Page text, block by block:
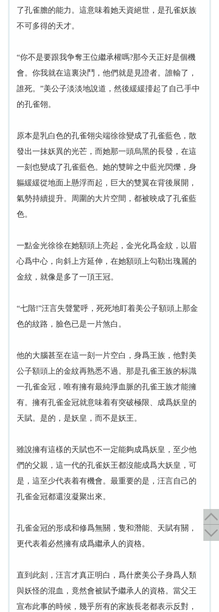
了孔雀膽的能力。這意味着她天資絕世，是孔雀妖族
不可多得的天才。
“你不是要跟我争奪王位繼承權嗎?那今天正好是個機
會。你我就在這裏決鬥，他們就是見證者。誰輸了，
誰死。”美公子淡淡地說道，然後緩緩擡起了自己手中
的孔雀翎。
原本是乳白色的孔雀翎尖端徐徐變成了孔雀藍色，散
發出一抹妖異的光芒，而她那一頭烏黑的長發，在這
一刻也變成了孔雀藍色。她的雙眸之中藍光閃爍，身
軀緩緩從地面上懸浮而起，巨大的雙翼在背後展開，
氣勢持續提升。周圍的大片空間，都被映成了孔雀藍
色。
一點金光徐徐在她額頭上亮起，金光化爲金紋，以眉
心爲中心，向斜上方延伸，在她額頭上勾勒出瑰麗的
金紋，就像是多了一頂王冠。
“七階!”汪言失聲驚呼，死死地盯着美公子額頭上那金
色的紋路，臉色已是一片煞白。
他的大腦甚至在這一刻一片空白，身爲王族，他對美
公子額頭上的金紋再熟悉不過。那是孔雀王族的标識
一孔雀金冠，唯有擁有最純淨血脈的孔雀王族才能擁
有。擁有孔雀金冠就意味着有突破極限、成爲妖皇的
天賦。是的，是妖皇，而不是妖王。
雖說擁有這樣的天賦也不一定能夠成爲妖皇，至少他
們的父親，這一代的孔雀妖王都沒能成爲大妖皇，可
是，這至少代表着有機會。最重要的是，汪言自己的
孔雀金冠都還沒凝聚出來。
孔雀金冠的形成和修爲無關，隻和潛能、天賦有關，
更代表着必然擁有成爲繼承人的資格。
直到此刻，汪言才真正明白，爲什麽美公子身爲人類
與妖怪的混血，竟然會被賦予繼承人的資格。當父王
宣布此事的時候，幾乎所有的家族長老都表示反對，